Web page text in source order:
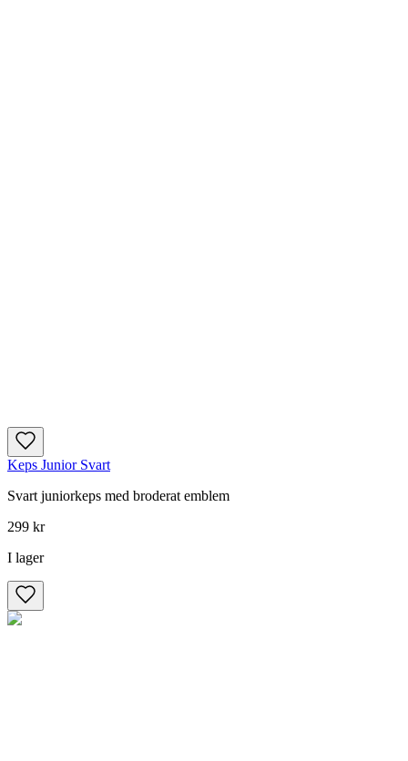
Keps Junior Svart
Svart juniorkeps med broderat emblem
299 kr
I lager